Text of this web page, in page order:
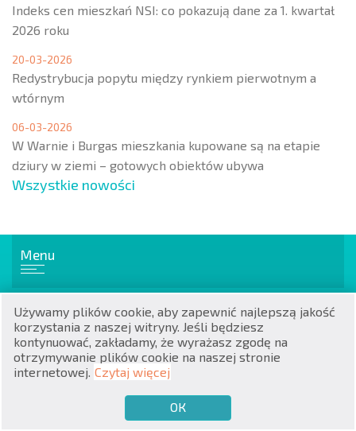
$
₽
₴
zł
PL
Indeks cen mieszkań NSI: co pokazują dane za 1. kwartał
2026 roku
20-03-2026
Redystrybucja popytu między rynkiem pierwotnym a
wtórnym
06-03-2026
W Warnie i Burgas mieszkania kupowane są na etapie
dziury w ziemi – gotowych obiektów ubywa
Wszystkie nowości
Menu
Popularne nieruchomości
Mieszkania
Apartamenty
Domy / wille
Używamy plików cookie, aby zapewnić najlepszą jakość
korzystania z naszej witryny. Jeśli będziesz
kontynuować, zakładamy, że wyrażasz zgodę na
otrzymywanie plików cookie na naszej stronie
internetowej. Czytaj więcej
ОК